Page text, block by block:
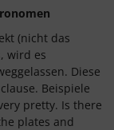
(nicht das
wird es
Diese
Beispiele
pretty. Is there
plates and